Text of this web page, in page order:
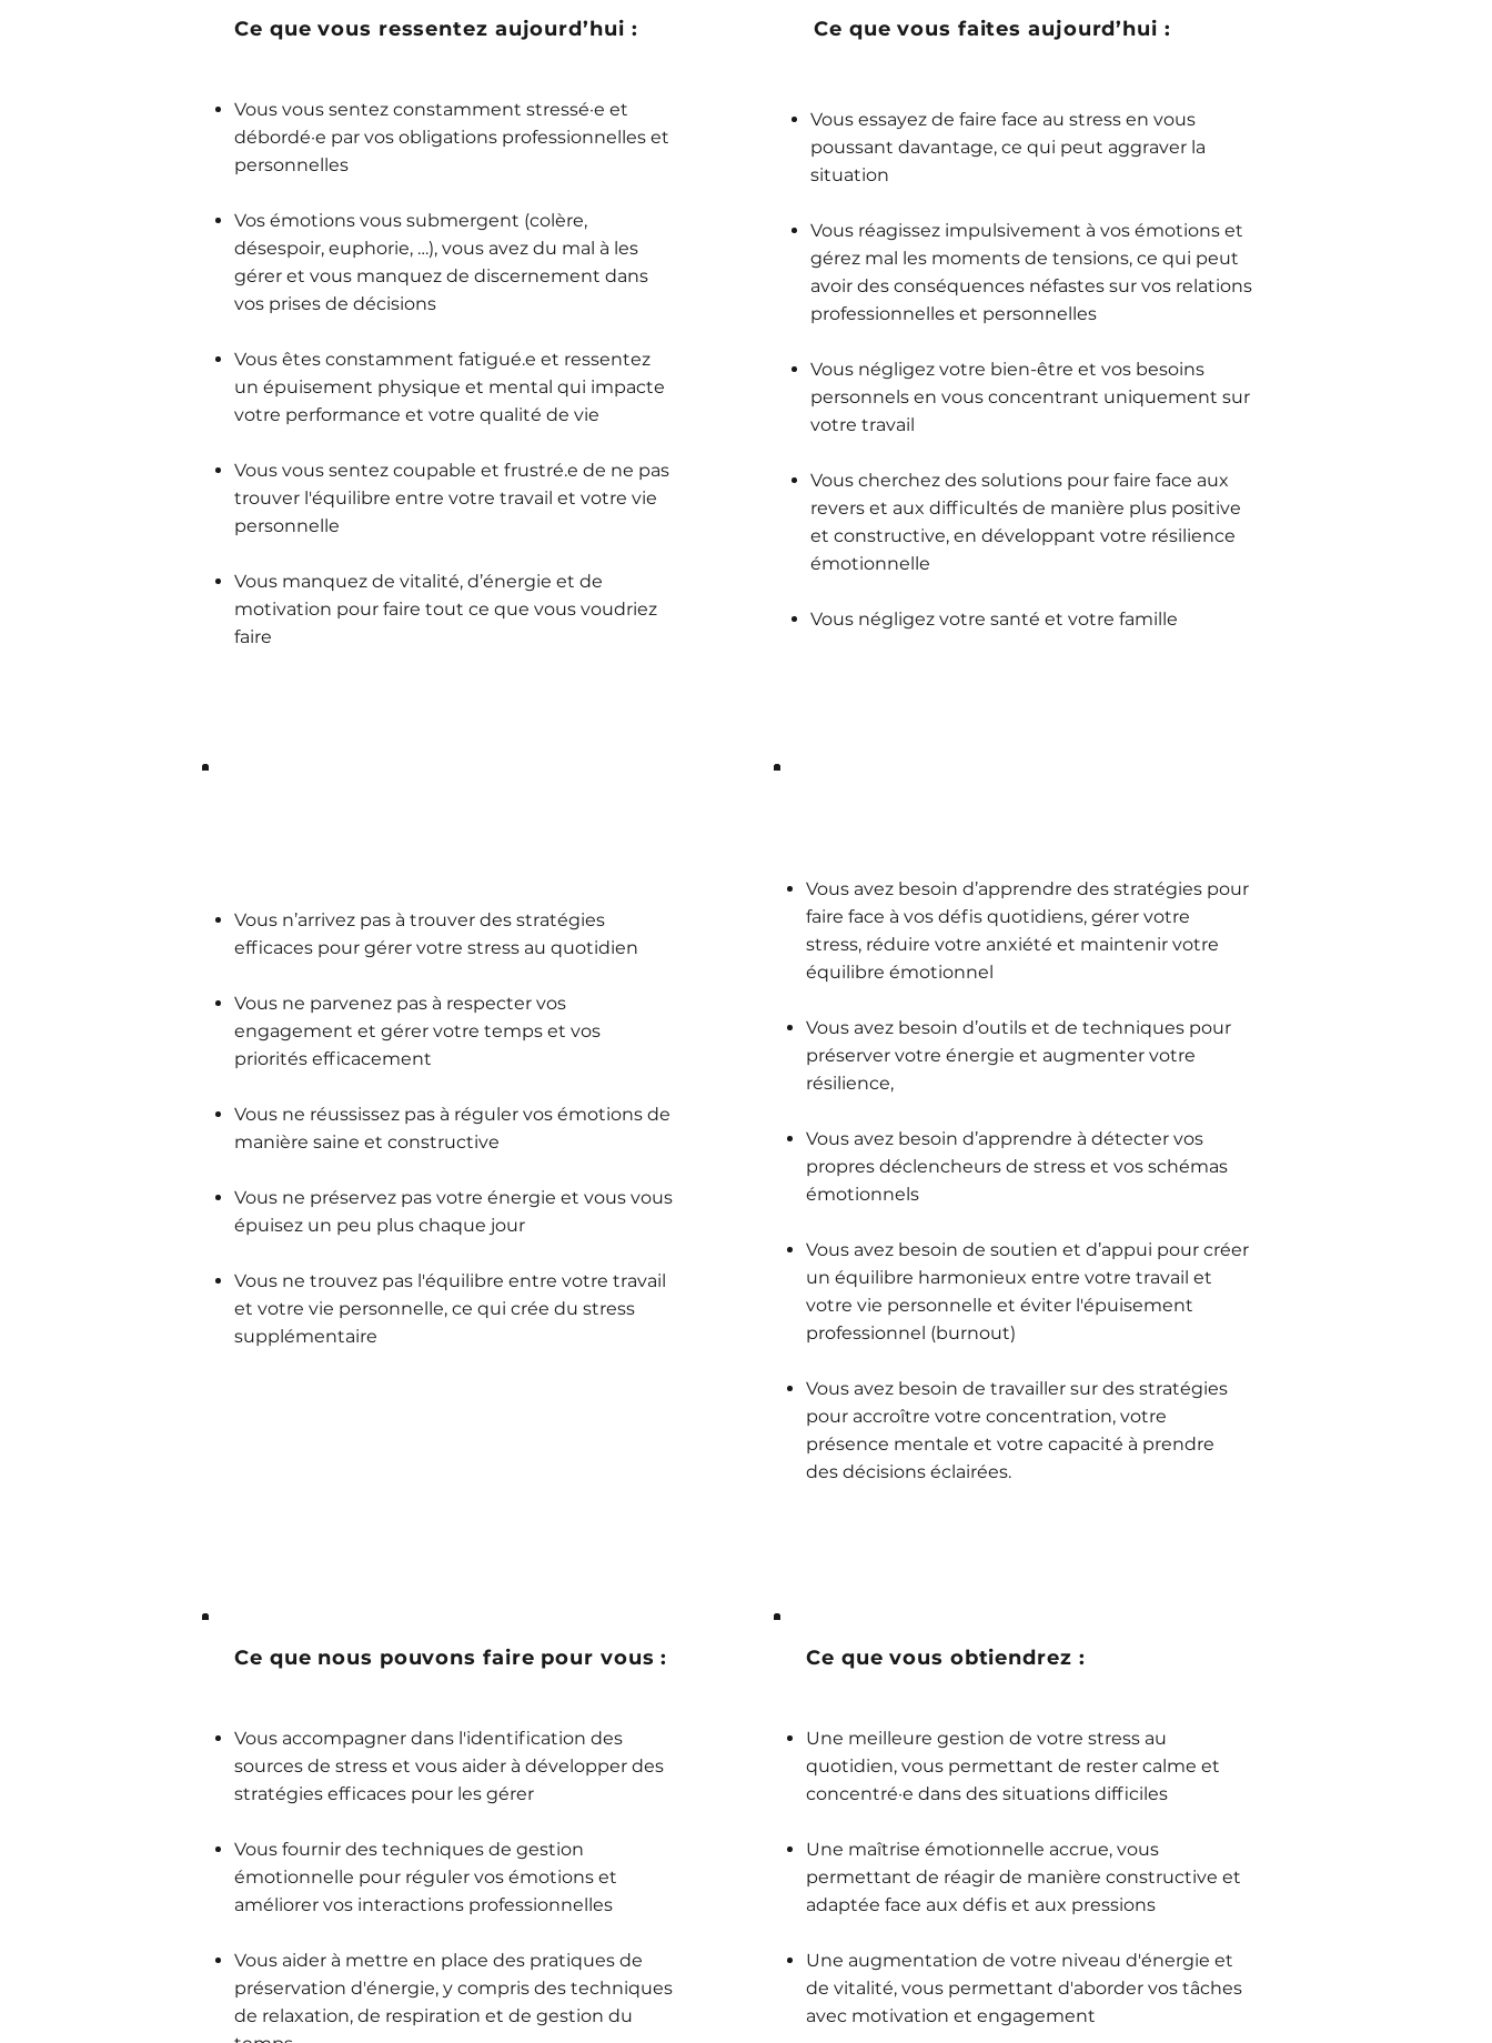
Ce que vous ressentez aujourd’hui :
Vous vous sentez constamment stressé·e et
débordé·e par vos obligations professionnelles et
personnelles
Vos émotions vous submergent (colère,
désespoir, euphorie, …), vous avez du mal à les
gérer et vous manquez de discernement dans
vos prises de décisions
Vous êtes constamment fatigué.e et ressentez
un épuisement physique et mental qui impacte
votre performance et votre qualité de vie
Vous vous sentez coupable et frustré.e de ne pas
trouver l'équilibre entre votre travail et votre vie
personnelle
Vous manquez de vitalité, d’énergie et de
motivation pour faire tout ce que vous voudriez
faire
Ce que vous faites aujourd’hui :
Vous essayez de faire face au stress en vous
poussant davantage, ce qui peut aggraver la
situation
Vous réagissez impulsivement à vos émotions et
gérez mal les moments de tensions, ce qui peut
avoir des conséquences néfastes sur vos relations
professionnelles et personnelles
Vous négligez votre bien-être et vos besoins
personnels en vous concentrant uniquement sur
votre travail
Vous cherchez des solutions pour faire face aux
revers et aux difficultés de manière plus positive
et constructive, en développant votre résilience
émotionnelle
Vous négligez votre santé et votre famille
Vous n’arrivez pas à trouver des stratégies
efficaces pour gérer votre stress au quotidien
Vous ne parvenez pas à respecter vos
engagement et gérer votre temps et vos
priorités efficacement
Vous ne réussissez pas à réguler vos émotions de
manière saine et constructive
Vous ne préservez pas votre énergie et vous vous
épuisez un peu plus chaque jour
Vous ne trouvez pas l'équilibre entre votre travail
et votre vie personnelle, ce qui crée du stress
supplémentaire
Vous avez besoin d’apprendre des stratégies pour
faire face à vos défis quotidiens, gérer votre
stress, réduire votre anxiété et maintenir votre
équilibre émotionnel
Vous avez besoin d’outils et de techniques pour
préserver votre énergie et augmenter votre
résilience,
Vous avez besoin d’apprendre à détecter vos
propres déclencheurs de stress et vos schémas
émotionnels
Vous avez besoin de soutien et d’appui pour créer
un équilibre harmonieux entre votre travail et
votre vie personnelle et éviter l'épuisement
professionnel (burnout)
Vous avez besoin de travailler sur des stratégies
pour accroître votre concentration, votre
présence mentale et votre capacité à prendre
des décisions éclairées.
Ce que nous pouvons faire pour vous :
Vous accompagner dans l'identification des
sources de stress et vous aider à développer des
stratégies efficaces pour les gérer
Vous fournir des techniques de gestion
émotionnelle pour réguler vos émotions et
améliorer vos interactions professionnelles
Vous aider à mettre en place des pratiques de
préservation d'énergie, y compris des techniques
de relaxation, de respiration et de gestion du
Ce que vous obtiendrez :
Une meilleure gestion de votre stress au
quotidien, vous permettant de rester calme et
concentré·e dans des situations difficiles
Une maîtrise émotionnelle accrue, vous
permettant de réagir de manière constructive et
adaptée face aux défis et aux pressions
Une augmentation de votre niveau d'énergie et
de vitalité, vous permettant d'aborder vos tâches
avec motivation et engagement